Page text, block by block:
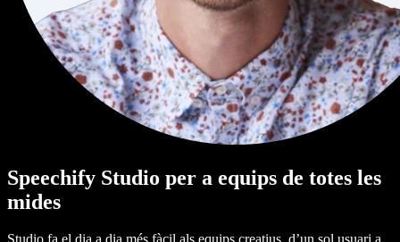
Speechify Studio per a equips de totes les
mides